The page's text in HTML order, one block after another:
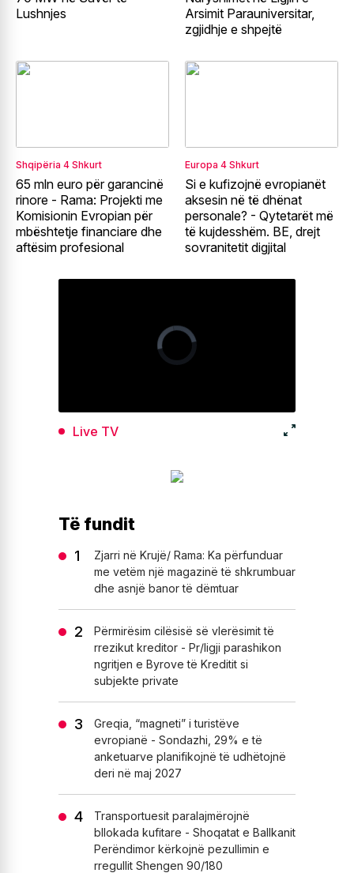
Lushnjes
Arsimit Parauniversitar,
zgjidhje e shpejtë
Shqipëria 4 Shkurt
65 mln euro për garancinë
rinore - Rama: Projekti me
Komisionin Evropian për
mbështetje financiare dhe
aftësim profesional
Europa 4 Shkurt
Si e kufizojnë evropianët
aksesin në të dhënat
personale? - Qytetarët më
të kujdesshëm. BE, drejt
sovranitetit digjital
Live TV
Të fundit
Zjarri në Krujë/ Rama: Ka përfunduar
me vetëm një magazinë të shkrumbuar
dhe asnjë banor të dëmtuar
Përmirësim cilësisë së vlerësimit të
rrezikut kreditor - Pr/ligji parashikon
ngritjen e Byrove të Kreditit si
subjekte private
Greqia, “magneti” i turistëve
evropianë - Sondazhi, 29% e të
anketuarve planifikojnë të udhëtojnë
deri në maj 2027
Transportuesit paralajmërojnë
bllokada kufitare - Shoqatat e Ballkanit
Perëndimor kërkojnë pezullimin e
rregullit Shengen 90/180